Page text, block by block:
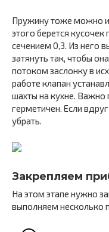
Пружину тоже можно
этого берется
сечением 0,3. Из него
затянуть так, чтобы
потоком заслонку в
работе клапан
шахты на кухне. Важно
герметичен. Если
убрать.
Закрепляем
На этом этапе нужно
выполняем несколько